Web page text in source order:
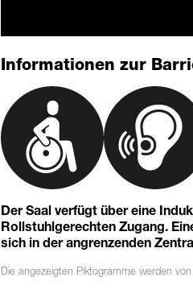
Informationen zur
Der Saal verfügt über eine
Rollstuhlgerechten Zugang.
sich in der angrenzenden
Die angezeigten Piktogramme werden